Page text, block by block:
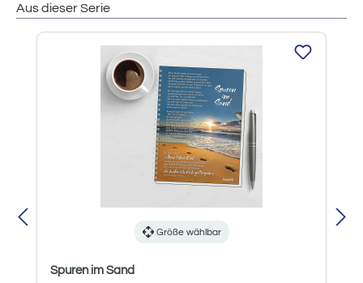
Aus dieser Serie
Produktgalerie überspringen
Größe wählbar
Spuren im Sand